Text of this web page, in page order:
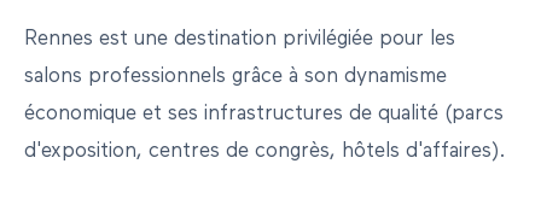
Rennes est une destination privilégiée pour les
salons professionnels grâce à son dynamisme
économique et ses infrastructures de qualité (parcs
d'exposition, centres de congrès, hôtels d'affaires).